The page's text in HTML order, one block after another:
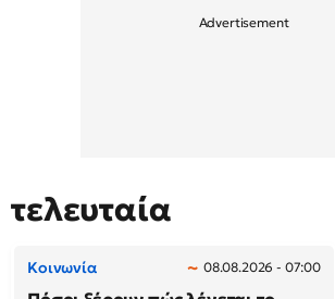
τελευταία
Κοινωνία 08.08.2026 - 07:00